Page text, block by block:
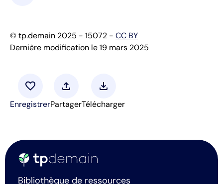
© tp.demain 2025 - 15072 - CC BY
Dernière modification le 19 mars 2025
favorite
Enregistrer
upload
Partager
download
Télécharger
Bibliothèque de ressources